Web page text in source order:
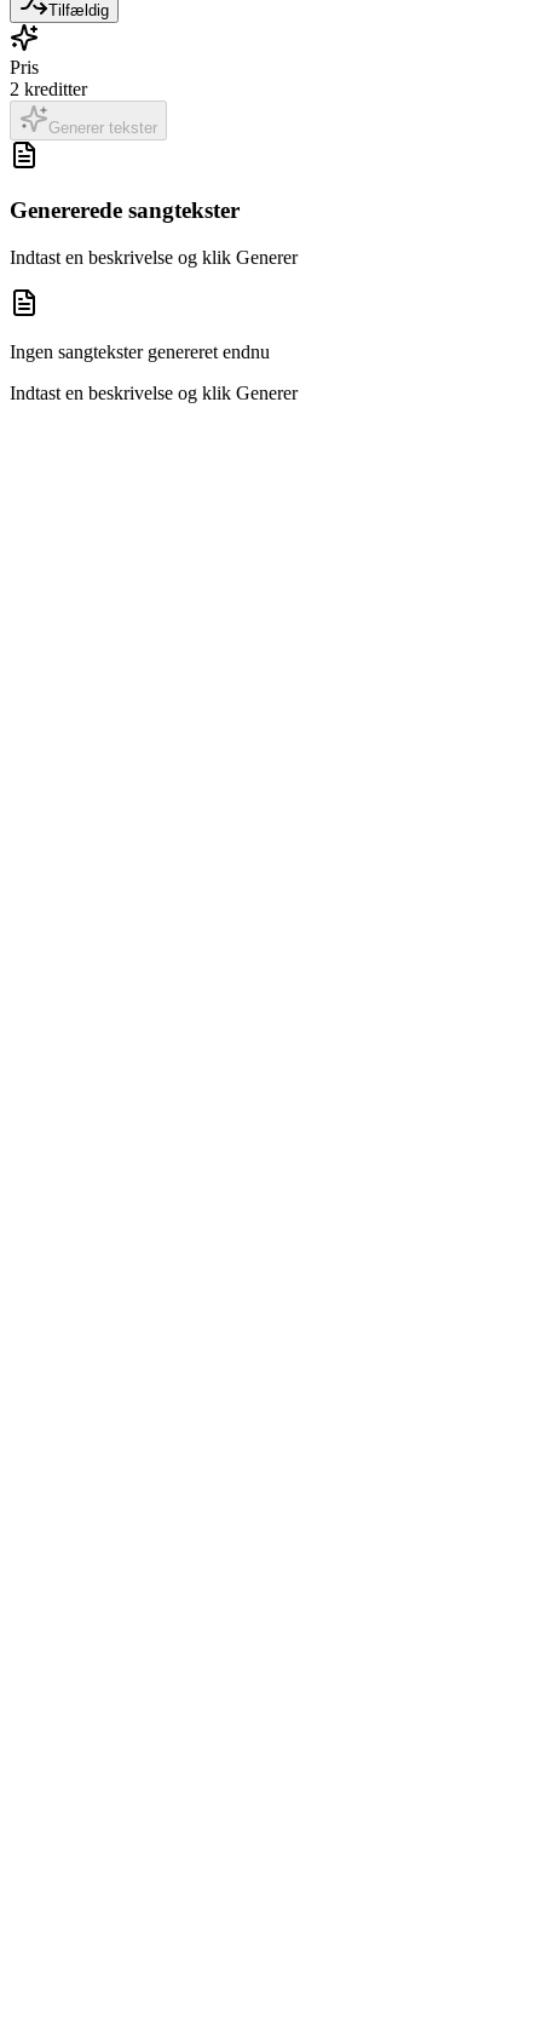
Tilfældig
Pris
2 kreditter
Generer tekster
Genererede sangtekster
Indtast en beskrivelse og klik Generer
Ingen sangtekster genereret endnu
Indtast en beskrivelse og klik Generer